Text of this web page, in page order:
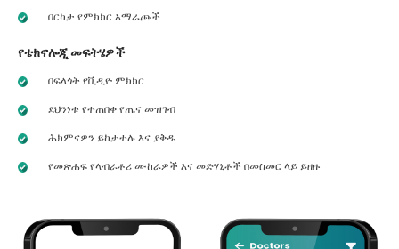
በርካታ የምክክር አማራጮች
የቴክኖሎጂ መፍትሄዎች
በፍላጎት የቪዲዮ ምክክር
ደህንነቱ የተጠበቀ የጤና መዝገብ
ሕክምናዎን ይከታተሉ እና ያቅዱ
የመጽሐፍ የላብራቶሪ ሙከራዎች እና መድሃኒቶች በመስመር ላይ ይዘዙ